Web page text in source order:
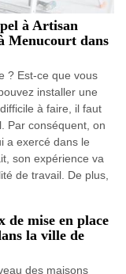
à Artisan
Menucourt dans
? Est-ce que vous
installer une
à faire, il faut
Par conséquent, on
a exercé dans le
son expérience va
de travail. De plus,
de mise en place
la ville de
des maisons